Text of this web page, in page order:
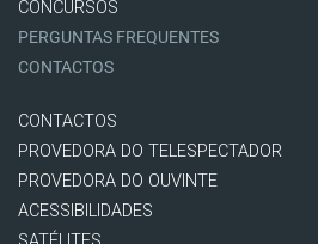
CONCURSOS
PERGUNTAS FREQUENTES
CONTACTOS
CONTACTOS
PROVEDORA DO TELESPECTADOR
PROVEDORA DO OUVINTE
ACESSIBILIDADES